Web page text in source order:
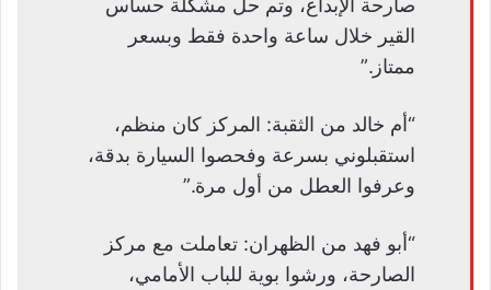
صارحة الإبداع، وتم حل مشكلة حساس
القير خلال ساعة واحدة فقط وبسعر
ممتاز.”
“أم خالد من الثقبة: المركز كان منظم،
استقبلوني بسرعة وفحصوا السيارة بدقة،
وعرفوا العطل من أول مرة.”
“أبو فهد من الظهران: تعاملت مع مركز
الصارحة، ورشوا بوية للباب الأمامي،